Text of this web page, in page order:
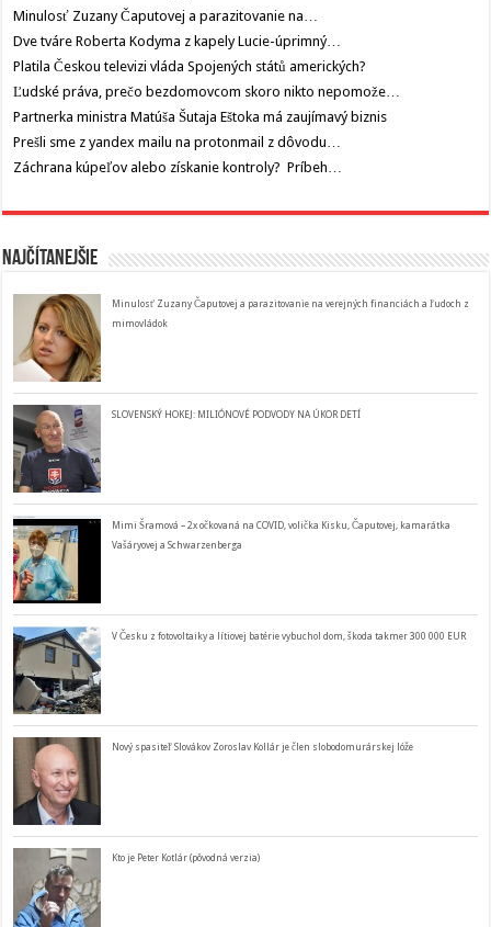
Minulosť Zuzany Čaputovej a parazitovanie na…
Dve tváre Roberta Kodyma z kapely Lucie-úprimný…
Platila Českou televizi vláda Spojených států amerických?
Ľudské práva, prečo bezdomovcom skoro nikto nepomože…
Partnerka ministra Matúša Šutaja Eštoka má zaujímavý biznis
Prešli sme z yandex mailu na protonmail z dôvodu…
Záchrana kúpeľov alebo získanie kontroly? Príbeh…
Najčítanejšie
Minulosť Zuzany Čaputovej a parazitovanie na verejných financiách a ľudoch z
mimovládok
SLOVENSKÝ HOKEJ: MILIÓNOVÉ PODVODY NA ÚKOR DETÍ
Mimi Šramová – 2x očkovaná na COVID, volička Kisku, Čaputovej, kamarátka
Vašáryovej a Schwarzenberga
V Česku z fotovoltaiky a lítiovej batérie vybuchol dom, škoda takmer 300 000 EUR
Nový spasiteľ Slovákov Zoroslav Kollár je člen slobodomurárskej lóže
Kto je Peter Kotlár (pôvodná verzia)